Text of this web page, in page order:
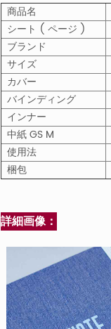
商品名
シート ( ページ )
ブランド
サイズ
カバー
バインディング
インナー
中紙GS M
使用法
梱包
詳細画像：